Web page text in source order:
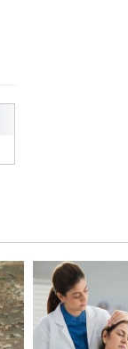
ডাকসুতে
রাজশাহীতে
নিহত